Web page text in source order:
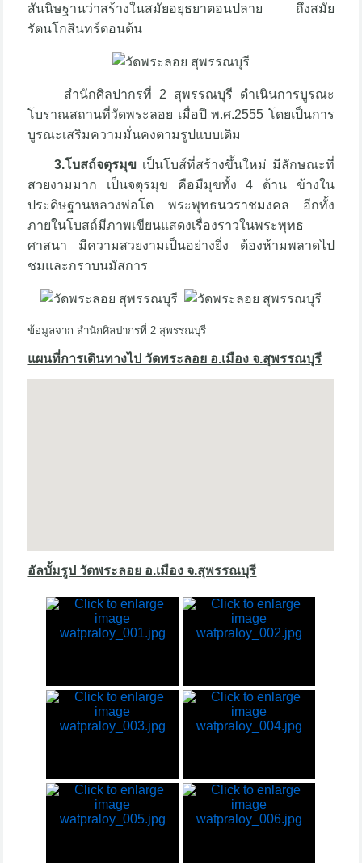
สันนิษฐานว่าสร้างในสมัยอยุธยาตอนปลาย ถึงสมัย
รัตนโกสินทร์ตอนต้น
สำนักศิลปากรที่ 2 สุพรรณบุรี ดำเนินการบูรณะ
โบราณสถานที่วัดพระลอย เมื่อปี พ.ศ.2555 โดยเป็นการ
บูรณะเสริมความมั่นคงตามรูปแบบเดิม
3.โบสถ์จตุรมุข เป็นโบส์ที่สร้างขึ้นใหม่ มีลักษณะที่
สวยงามมาก เป็นจตุรมุข คือมืมุขทั้ง 4 ด้าน ข้างใน
ประดิษฐานหลวงพ่อโต พระพุทธนวราชมงคล อีกทั้ง
ภายในโบสถ์มีภาพเขียนแสดงเรื่องราวในพระพุทธ
ศาสนา มีความสวยงามเป็นอย่างยิ่ง ต้องห้ามพลาดไป
ชมและกราบนมัสการ
ข้อมูลจาก สำนักศิลปากรที่ 2 สุพรรณบุรี
แผนที่การเดินทางไป วัดพระลอย อ.เมือง จ.สุพรรณบุรี
อัลบั้มรูป วัดพระลอย อ.เมือง จ.สุพรรณบุรี